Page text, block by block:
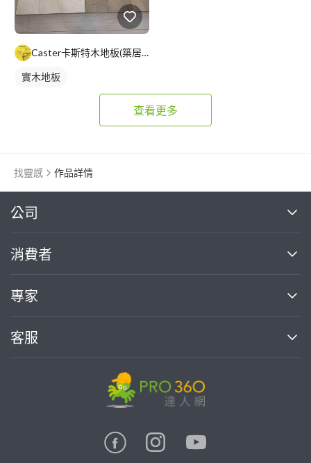
Caster卡斯特木地板(築居工程行)
實木地板
查看更多
找靈感 作品詳情
公司
關於我們
部落格
加入我們
消費者
買服務
熱門服務
專家
案件中心
客服
繼續完成